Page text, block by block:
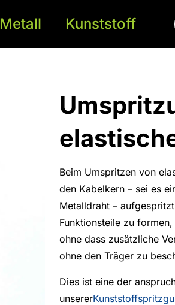
Metall Kunststoff
Beim Umspritzen von
den Kabelkern – sei es
Metalldraht –
Funktionsteile zu
ohne dass zusätzliche
ohne den Träger zu
Dies ist eine der
unserer